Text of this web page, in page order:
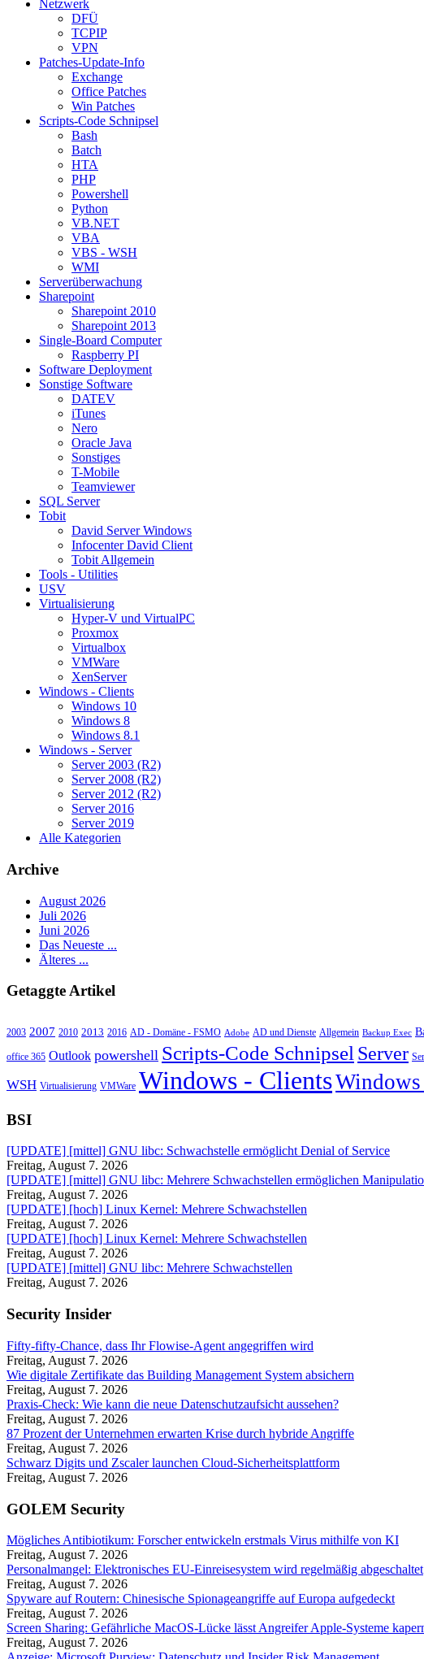
Netzwerk
DFÜ
TCPIP
VPN
Patches-Update-Info
Exchange
Office Patches
Win Patches
Scripts-Code Schnipsel
Bash
Batch
HTA
PHP
Powershell
Python
VB.NET
VBA
VBS - WSH
WMI
Serverüberwachung
Sharepoint
Sharepoint 2010
Sharepoint 2013
Single-Board Computer
Raspberry PI
Software Deployment
Sonstige Software
DATEV
iTunes
Nero
Oracle Java
Sonstiges
T-Mobile
Teamviewer
SQL Server
Tobit
David Server Windows
Infocenter David Client
Tobit Allgemein
Tools - Utilities
USV
Virtualisierung
Hyper-V und VirtualPC
Proxmox
Virtualbox
VMWare
XenServer
Windows - Clients
Windows 10
Windows 8
Windows 8.1
Windows - Server
Server 2003 (R2)
Server 2008 (R2)
Server 2012 (R2)
Server 2016
Server 2019
Alle Kategorien
Archive
August 2026
Juli 2026
Juni 2026
Das Neueste ...
Älteres ...
Getaggte Artikel
2003 2007 2010 2013 2016 AD - Domäne - FSMO Adobe AD und Dienste Allgemein Backup Exec
office 365 Outlook powershell Scripts-Code SchnipselServer
WSH Virtualisierung VMWare Windows - Clients
BSI
[UPDATE] [mittel] GNU libc: Schwachstelle ermöglicht Denial of Service
Freitag, August 7. 2026
[UPDATE] [mittel] GNU libc: Mehrere Schwachstellen ermöglichen
Freitag, August 7. 2026
[UPDATE] [hoch] Linux Kernel: Mehrere Schwachstellen
Freitag, August 7. 2026
[UPDATE] [hoch] Linux Kernel: Mehrere Schwachstellen
Freitag, August 7. 2026
[UPDATE] [mittel] GNU libc: Mehrere Schwachstellen
Freitag, August 7. 2026
Security Insider
Fifty-fifty-Chance, dass Ihr Flowise-Agent angegriffen wird
Freitag, August 7. 2026
Wie digitale Zertifikate das Building Management System absichern
Freitag, August 7. 2026
Praxis-Check: Wie kann die neue Datenschutzaufsicht aussehen?
Freitag, August 7. 2026
87 Prozent der Unternehmen erwarten Krise durch hybride Angriffe
Freitag, August 7. 2026
Schwarz Digits und Zscaler launchen Cloud-Sicherheitsplattform
Freitag, August 7. 2026
GOLEM Security
Mögliches Antibiotikum: Forscher entwickeln erstmals Virus mithilfe von KI
Freitag, August 7. 2026
Personalmangel: Elektronisches EU-Einreisesystem wird regelmäßig abgeschaltet
Freitag, August 7. 2026
Spyware auf Routern: Chinesische Spionageangriffe auf Europa aufgedeckt
Freitag, August 7. 2026
Screen Sharing: Gefährliche MacOS-Lücke lässt Angreifer Apple-Systeme
Freitag, August 7. 2026